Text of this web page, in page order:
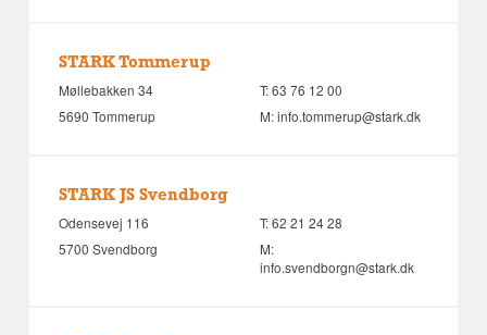
STARK Tommerup
Møllebakken 34
5690 Tommerup
T:63 76 12 00
M:info.tommerup@stark.dk
STARK JS Svendborg
Odensevej 116
5700 Svendborg
T:62 21 24 28
M:
info.svendborgn@stark.dk